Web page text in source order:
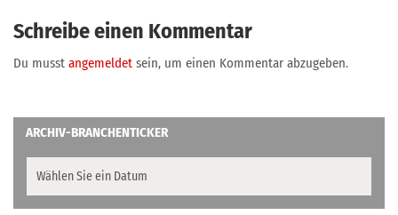
Schreibe einen Kommentar
Du musst angemeldet sein, um einen Kommentar abzugeben.
ARCHIV-BRANCHENTICKER